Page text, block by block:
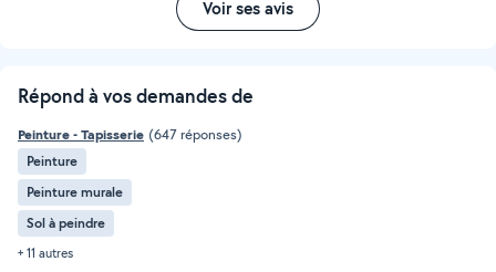
Voir ses avis
Répond à vos demandes de
Peinture - Tapisserie (647 réponses)
Peinture
Peinture murale
Sol à peindre
+ 11 autres